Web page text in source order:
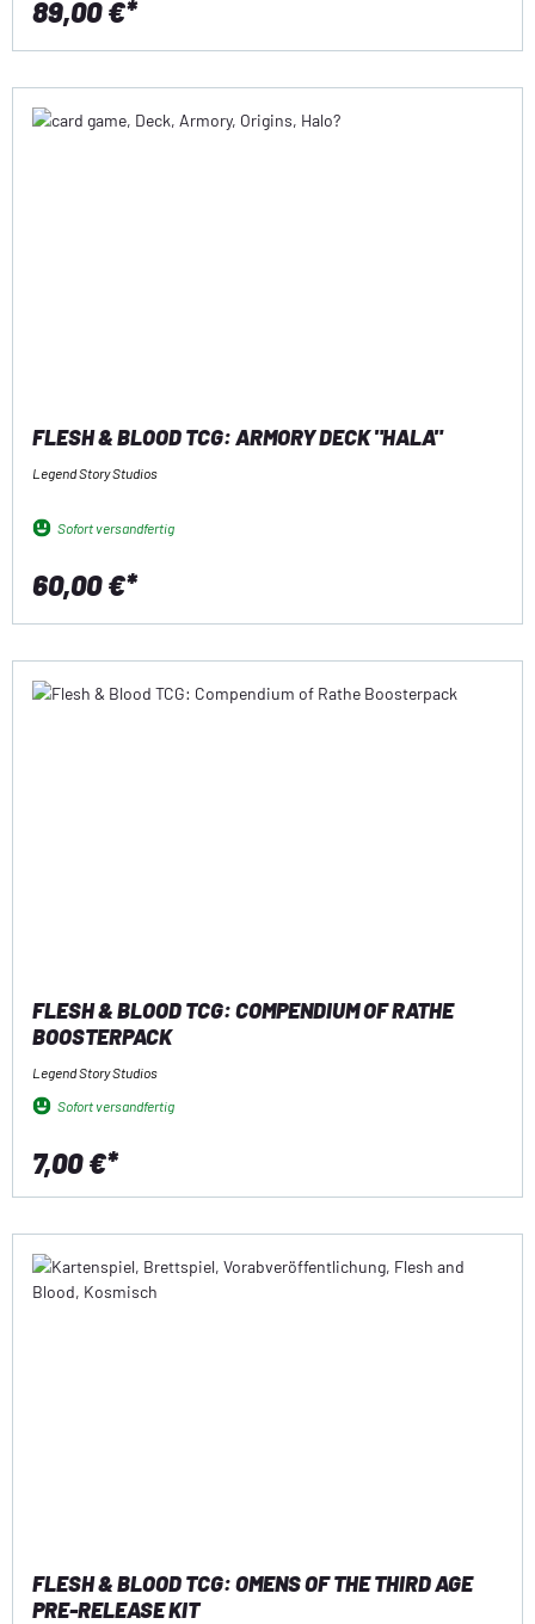
89,00 €*
FLESH & BLOOD TCG: ARMORY DECK "HALA"
Legend Story Studios
Sofort versandfertig
60,00 €*
FLESH & BLOOD TCG: COMPENDIUM OF RATHE
BOOSTERPACK
Legend Story Studios
Sofort versandfertig
7,00 €*
FLESH & BLOOD TCG: OMENS OF THE THIRD AGE
PRE-RELEASE KIT